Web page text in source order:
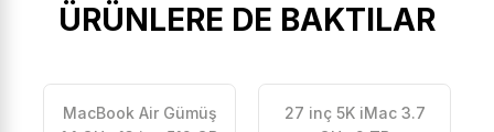
ÜRÜNLERE DE BAKTILAR
MacBook Air Gümüş
27 inç 5K iMac 3.7